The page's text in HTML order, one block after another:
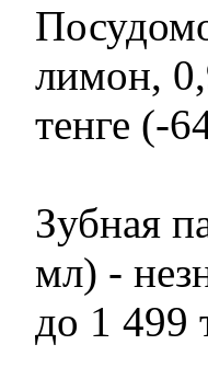
лимон,
тенге (-
Зубная
мл) -
до 1 499